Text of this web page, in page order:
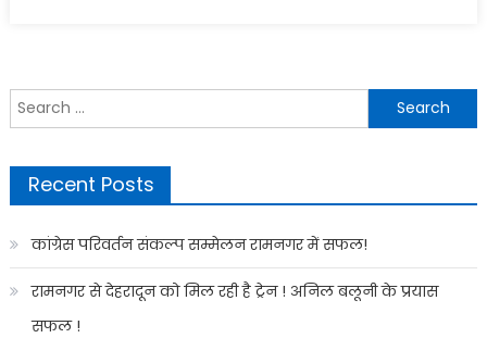
Search
for:
Recent Posts
कांग्रेस परिवर्तन संकल्प सम्मेलन रामनगर में सफल!
रामनगर से देहरादून को मिल रही है ट्रेन ! अनिल बलूनी के प्रयास
सफल !